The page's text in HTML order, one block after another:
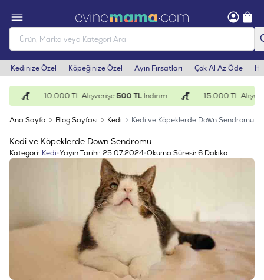
Kedinize Özel Köpeğinize Özel Ayın Fırsatları Çok Al Az Öde
10.000 TL Alışverişe500 TLİndirim 15.000 TL
Ana Sayfa Blog Sayfası Kedi Kedi ve Köpeklerde Down Sendromu
Kedi ve Köpeklerde Down Sendromu
Kategori: Kedi•Yayın Tarihi: 25.07.2024•Okuma Süresi: 6 Dakika